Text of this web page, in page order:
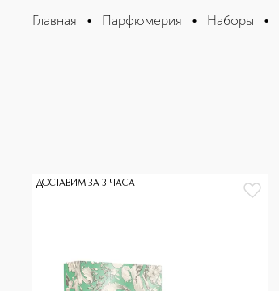
Главная • Парфюмерия • Наборы •
ДОСТАВИМ ЗА 3 ЧАСА